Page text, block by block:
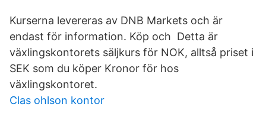
Kurserna levereras av DNB Markets och är
endast för information. Köp och Detta är
växlingskontorets säljkurs för NOK, alltså priset i
SEK som du köper Kronor för hos
växlingskontoret.
Clas ohlson kontor